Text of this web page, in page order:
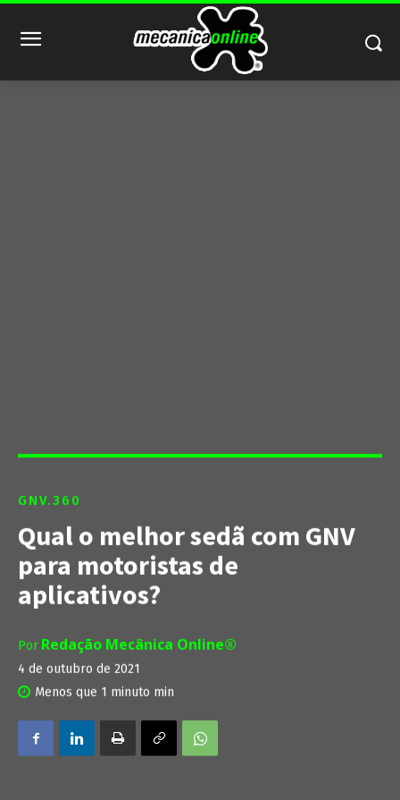
GNV.360
Qual o melhor sedã com GNV
para motoristas de
aplicativos?
Por Redação Mecânica Online®
4 de outubro de 2021
Menos que 1 minuto min